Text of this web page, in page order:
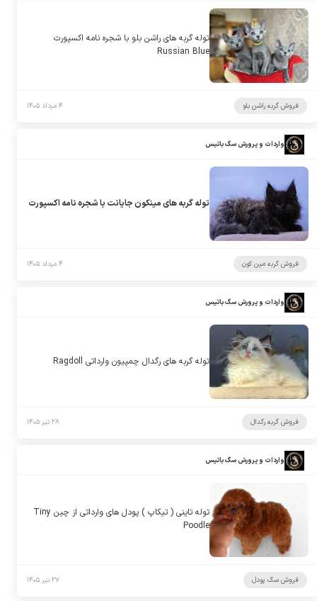
توله گربه های راشن بلو با شجره نامه اکسپورت
Russian Blue
فروش گربه راشن بلو ۴ مرداد ۱۴۰۵
واردات و پرورش سگ باتیس
توله گربه های مینکون جایانت با شجره نامه اکسپورت
فروش گربه مین کون ۴ مرداد ۱۴۰۵
واردات و پرورش سگ باتیس
توله گربه های رگدال چمپیون وارداتی Ragdoll
فروش گربه رگدال ۲۸ تیر ۱۴۰۵
واردات و پرورش سگ باتیس
توله تاینی ( تیکاپ ) پودل های وارداتی از چین Tiny
Poodle
فروش سگ پودل ۲۷ تیر ۱۴۰۵